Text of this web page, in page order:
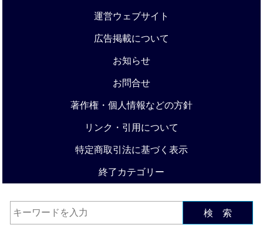
運営ウェブサイト
広告掲載について
お知らせ
お問合せ
著作権・個人情報などの方針
リンク・引用について
特定商取引法に基づく表示
終了カテゴリー
検 索